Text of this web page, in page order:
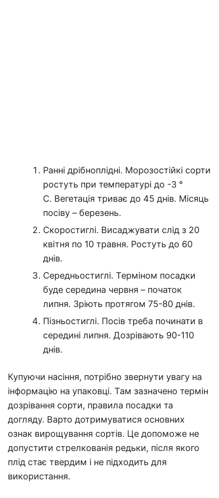
Ранні дрібноплідні. Морозостійкі сорти
ростуть при температурі до -3 °
С. Вегетація триває до 45 днів. Місяць
посіву – березень.
Скоростиглі. Висаджувати слід з 20
квітня по 10 травня. Ростуть до 60
днів.
Середньостиглі. Терміном посадки
буде середина червня – початок
липня. Зріють протягом 75-80 днів.
Пізньостиглі. Посів треба починати в
середині липня. Дозрівають 90-110
днів.
Купуючи насіння, потрібно звернути увагу на
інформацію на упаковці. Там зазначено термін
дозрівання сорти, правила посадки та
догляду. Варто дотримуватися основних
ознак вирощування сортів. Це допоможе не
допустити стрелкованія редьки, після якого
плід стає твердим і не підходить для
використання.